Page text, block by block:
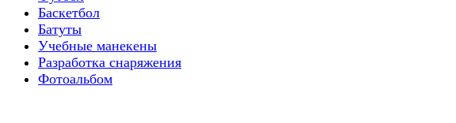
Баскетбол
Батуты
Учебные манекены
Разработка снаряжения
Фотоальбом